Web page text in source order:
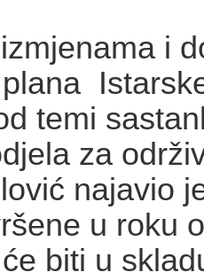
i
temi
za
najavio
u roku
biti u